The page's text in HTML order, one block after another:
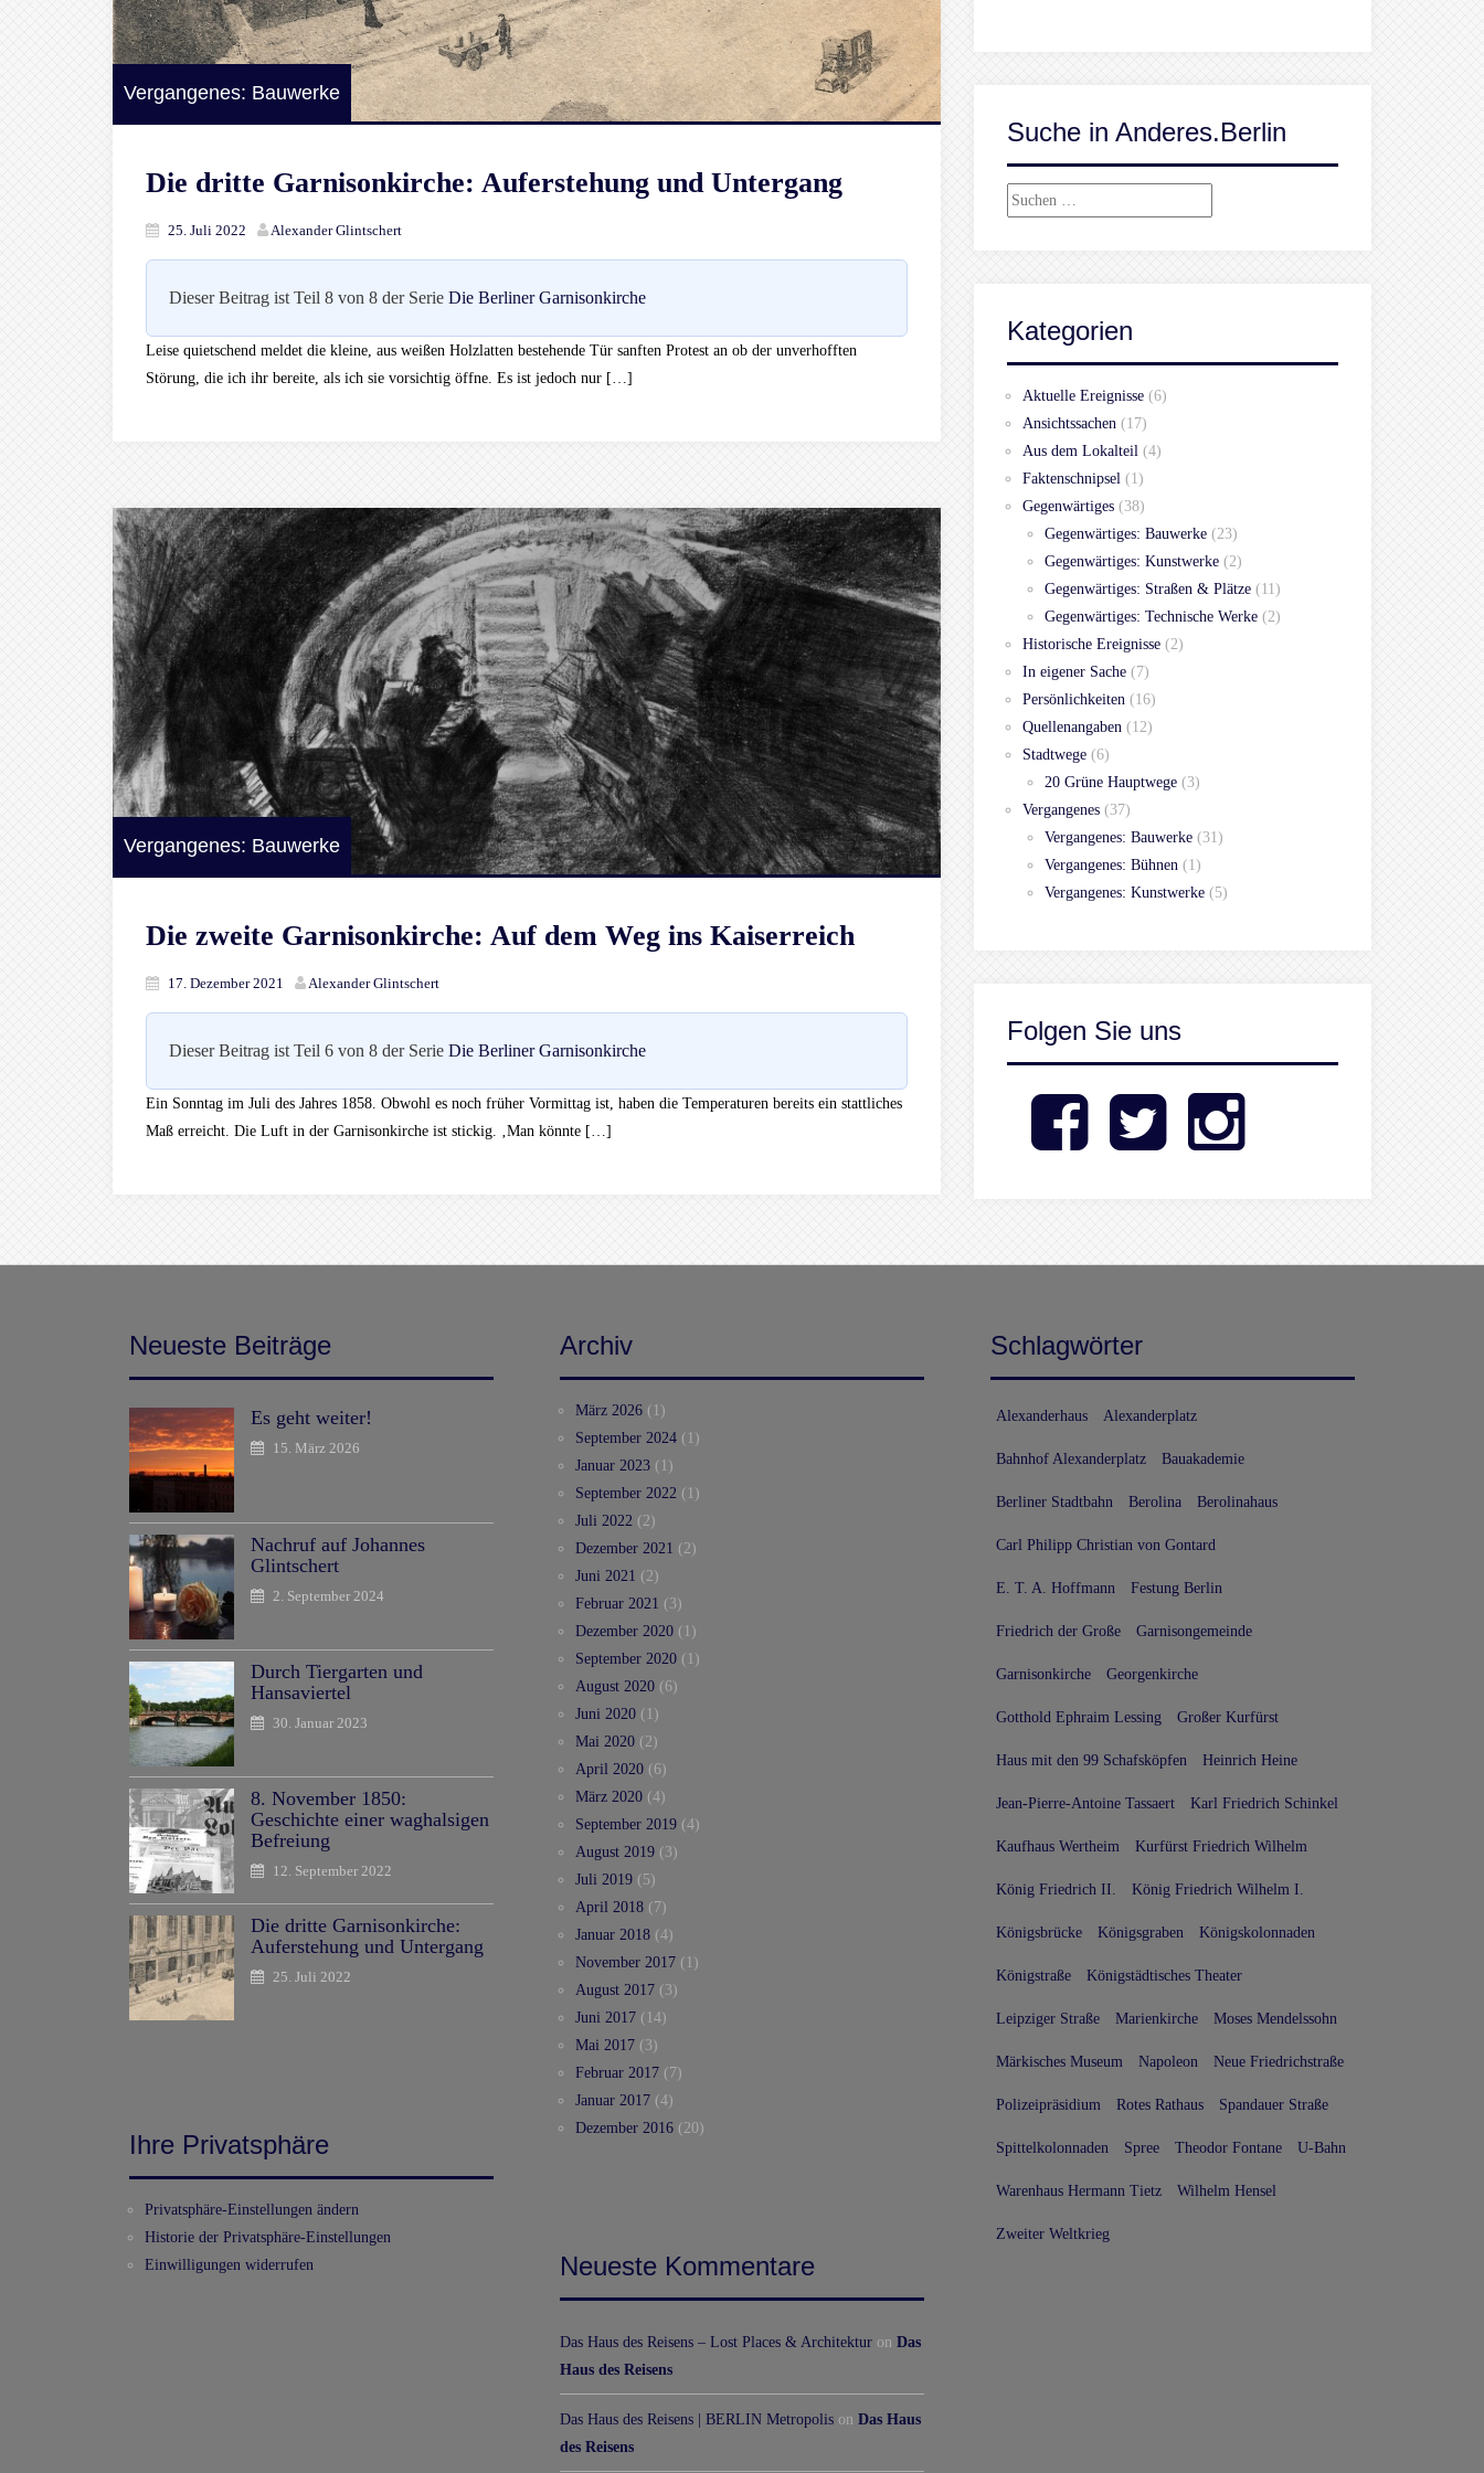
Vergangenes: Bauwerke
Die dritte Garnisonkirche: Auferstehung und Untergang
25. Juli 2022 Alexander Glintschert
Dieser Beitrag ist Teil 8 von 8 der Serie Die Berliner Garnisonkirche
Leise quietschend meldet die kleine, aus weißen Holzlatten bestehende Tür sanften Protest an ob der unverhofften
Störung, die ich ihr bereite, als ich sie vorsichtig öffne. Es ist jedoch nur […]
Vergangenes: Bauwerke
Die zweite Garnisonkirche: Auf dem Weg ins Kaiserreich
17. Dezember 2021 Alexander Glintschert
Dieser Beitrag ist Teil 6 von 8 der Serie Die Berliner Garnisonkirche
Ein Sonntag im Juli des Jahres 1858. Obwohl es noch früher Vormittag ist, haben die Temperaturen bereits ein stattliches
Maß erreicht. Die Luft in der Garnisonkirche ist stickig. ‚Man könnte […]
Suche in Anderes.Berlin
Suchen
Kategorien
Aktuelle Ereignisse (6)
Ansichtssachen (17)
Aus dem Lokalteil (4)
Faktenschnipsel (1)
Gegenwärtiges (38)
Gegenwärtiges: Bauwerke (23)
Gegenwärtiges: Kunstwerke (2)
Gegenwärtiges: Straßen & Plätze (11)
Gegenwärtiges: Technische Werke (2)
Historische Ereignisse (2)
In eigener Sache (7)
Persönlichkeiten (16)
Quellenangaben (12)
Stadtwege (6)
20 Grüne Hauptwege (3)
Vergangenes (37)
Vergangenes: Bauwerke (31)
Vergangenes: Bühnen (1)
Vergangenes: Kunstwerke (5)
Folgen Sie uns
Facebook Twitter Instagram
Neueste Beiträge
Es geht weiter!
15. März 2026
Nachruf auf Johannes
Glintschert
2. September 2024
Durch Tiergarten und
Hansaviertel
30. Januar 2023
8. November 1850:
Geschichte einer waghalsigen
Befreiung
12. September 2022
Die dritte Garnisonkirche:
Auferstehung und Untergang
25. Juli 2022
Ihre Privatsphäre
Privatsphäre-Einstellungen ändern
Historie der Privatsphäre-Einstellungen
Einwilligungen widerrufen
Archiv
März 2026 (1)
September 2024 (1)
Januar 2023 (1)
September 2022 (1)
Juli 2022 (2)
Dezember 2021 (2)
Juni 2021 (2)
Februar 2021 (3)
Dezember 2020 (1)
September 2020 (1)
August 2020 (6)
Juni 2020 (1)
Mai 2020 (2)
April 2020 (6)
März 2020 (4)
September 2019 (4)
August 2019 (3)
Juli 2019 (5)
April 2018 (7)
Januar 2018 (4)
November 2017 (1)
August 2017 (3)
Juni 2017 (14)
Mai 2017 (3)
Februar 2017 (7)
Januar 2017 (4)
Dezember 2016 (20)
Neueste Kommentare
Das Haus des Reisens – Lost Places & Architektur on Das
Haus des Reisens
Das Haus des Reisens | BERLIN Metropolis on Das Haus
des Reisens
Schlagwörter
Alexanderhaus Alexanderplatz
Bahnhof Alexanderplatz Bauakademie
Berliner Stadtbahn Berolina Berolinahaus
Carl Philipp Christian von Gontard
E. T. A. Hoffmann Festung Berlin
Friedrich der Große Garnisongemeinde
Garnisonkirche Georgenkirche
Gotthold Ephraim Lessing Großer Kurfürst
Haus mit den 99 Schafsköpfen Heinrich Heine
Jean-Pierre-Antoine Tassaert Karl Friedrich Schinkel
Kaufhaus Wertheim Kurfürst Friedrich Wilhelm
König Friedrich II. König Friedrich Wilhelm I.
Königsbrücke Königsgraben Königskolonnaden
Königstraße Königstädtisches Theater
Leipziger Straße Marienkirche Moses Mendelssohn
Märkisches Museum Napoleon Neue Friedrichstraße
Polizeipräsidium Rotes Rathaus Spandauer Straße
Spittelkolonnaden Spree Theodor Fontane U-Bahn
Warenhaus Hermann Tietz Wilhelm Hensel
Zweiter Weltkrieg